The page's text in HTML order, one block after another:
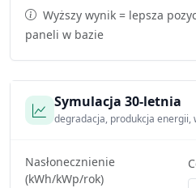
Wyższy wynik = lepsza
paneli w bazie
Symulacja 30-letnia
degradacja, produkcja energii,
Nasłonecznienie
(kWh/kWp/rok)